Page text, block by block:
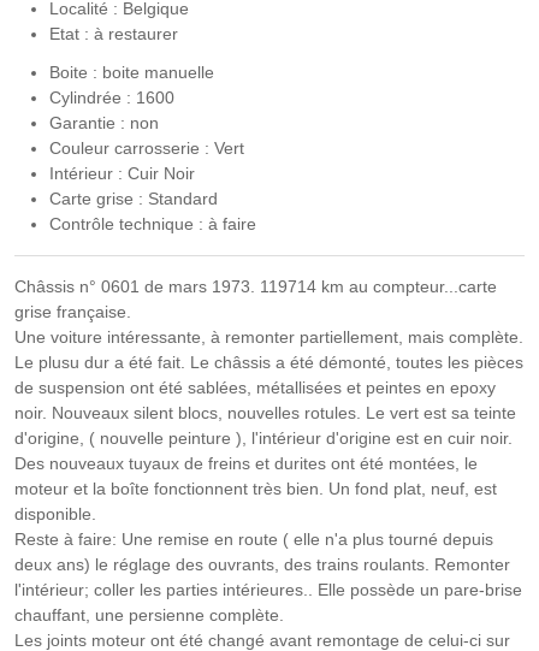
Localité : Belgique
Etat : à restaurer
Boite : boite manuelle
Cylindrée : 1600
Garantie : non
Couleur carrosserie : Vert
Intérieur : Cuir Noir
Carte grise : Standard
Contrôle technique : à faire
Châssis n° 0601 de mars 1973. 119714 km au compteur...carte
grise française.
Une voiture intéressante, à remonter partiellement, mais complète.
Le plusu dur a été fait. Le châssis a été démonté, toutes les pièces
de suspension ont été sablées, métallisées et peintes en epoxy
noir. Nouveaux silent blocs, nouvelles rotules. Le vert est sa teinte
d'origine, ( nouvelle peinture ), l'intérieur d'origine est en cuir noir.
Des nouveaux tuyaux de freins et durites ont été montées, le
moteur et la boîte fonctionnent très bien. Un fond plat, neuf, est
disponible.
Reste à faire: Une remise en route ( elle n'a plus tourné depuis
deux ans) le réglage des ouvrants, des trains roulants. Remonter
l'intérieur; coller les parties intérieures.. Elle possède un pare-brise
chauffant, une persienne complète.
Les joints moteur ont été changé avant remontage de celui-ci sur